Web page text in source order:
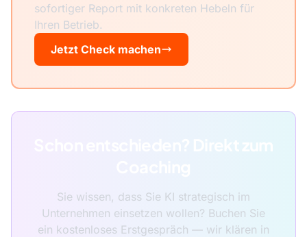
sofortiger Report mit konkreten Hebeln für
Ihren Betrieb.
Jetzt Check machen
Schon entschieden? Direkt zum
Sie wissen, dass Sie KI strategisch im
Unternehmen einsetzen wollen? Buchen Sie
ein kostenloses Erstgespräch — wir klären in